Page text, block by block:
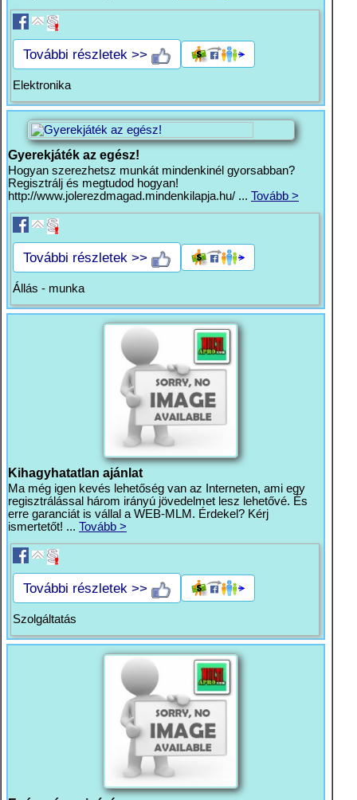
További részletek >>
Elektronika
Gyerekjáték az egész!
Hogyan szerezhetsz munkát mindenkinél gyorsabban?
Regisztrálj és megtudod hogyan!
http://www.jolerezdmagad.mindenkilapja.hu/ ... Tovább >
További részletek >>
Állás - munka
Kihagyhatatlan ajánlat
Ma még igen kevés lehetőség van az Interneten, ami egy
regisztrálással három irányú jövedelmet lesz lehetővé. És
erre garanciát is vállal a WEB-MLM. Érdekel? Kérj
ismertetőt! ... Tovább >
További részletek >>
Szolgáltatás